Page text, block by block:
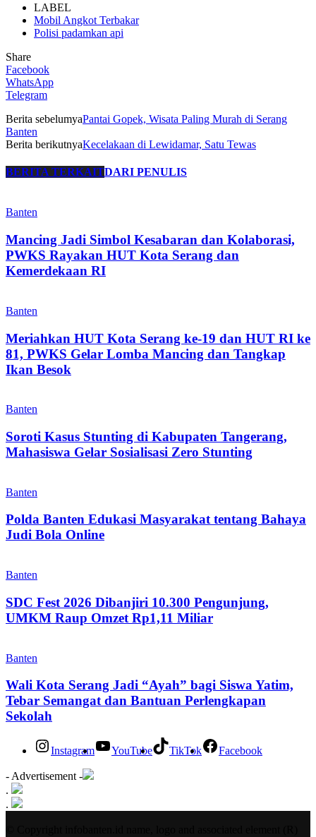
LABEL
Mobil Angkot Terbakar
Polisi padamkan api
Share
Facebook
WhatsApp
Telegram
Berita sebelumyaPantai Gopek, Wisata Paling Murah di Serang
Banten
Berita berikutnyaKecelakaan di Lewidamar, Satu Tewas
BERITA TERKAITDARI PENULIS
Banten
Mancing Jadi Simbol Kesabaran dan Kolaborasi,
PWKS Rayakan HUT Kota Serang dan
Kemerdekaan RI
Banten
Meriahkan HUT Kota Serang ke-19 dan HUT RI ke
81, PWKS Gelar Lomba Mancing dan Tangkap
Ikan Besok
Banten
Soroti Kasus Stunting di Kabupaten Tangerang,
Mahasiswa Gelar Sosialisasi Zero Stunting
Banten
Polda Banten Edukasi Masyarakat tentang Bahaya
Judi Bola Online
Banten
SDC Fest 2026 Dibanjiri 10.300 Pengunjung,
UMKM Raup Omzet Rp1,11 Miliar
Banten
Wali Kota Serang Jadi “Ayah” bagi Siswa Yatim,
Tebar Semangat dan Bantuan Perlengkapan
Sekolah
Instagram YouTube TikTok Facebook
- Advertisement -
.
.